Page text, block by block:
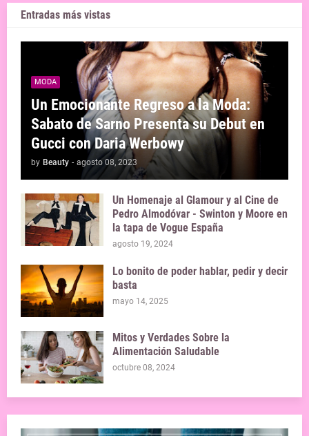
Entradas más vistas
MODA
Un Emocionante Regreso a la Moda:
Sabato de Sarno Presenta su Debut en
Gucci con Daria Werbowy
by Beauty - agosto 08, 2023
Un Homenaje al Glamour y al Cine de
Pedro Almodóvar - Swinton y Moore en
la tapa de Vogue España
agosto 19, 2024
Lo bonito de poder hablar, pedir y decir
basta
mayo 14, 2025
Mitos y Verdades Sobre la
Alimentación Saludable
octubre 08, 2024